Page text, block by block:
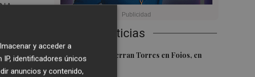
Últimas Noticias
1 El homenaje a Ferran Torres en Foios, en
imágenes
Una
en
y acceder a
identificadores únicos
anuncios y contenido,